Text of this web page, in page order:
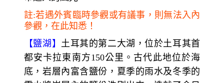
註:若遇外賓臨時參觀或有議事，則無法入內
參觀，在此知悉！
【鹽湖】 土耳其的第二大湖，位於土耳其首
都安卡拉東南方150公里。古代此地位於海
底，岩層內富含鹽份，夏季的雨水及冬季的